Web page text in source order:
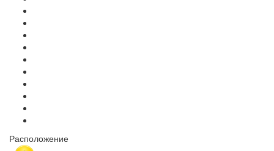
Расположение